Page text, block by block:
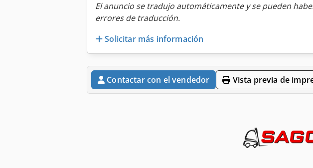
El anuncio se tradujo automáticamente y se pueden
errores de traducción.
Solicitar más información
Contactar con el vendedor Vista previa de